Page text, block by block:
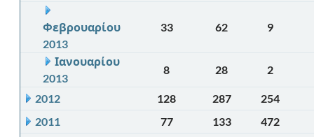
Φεβρουαρίου
2013
33 62 9
Ιανουαρίου
2013
8 28 2
2012 128 287
254
2011
77 133
472